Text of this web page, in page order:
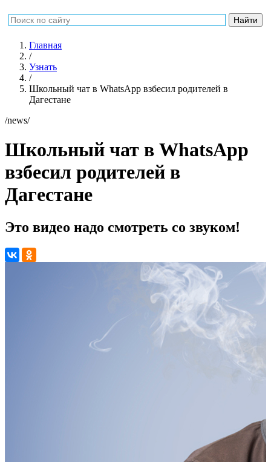
Главная
/
Узнать
/
Школьный чат в WhatsApp взбесил родителей в
Дагестане
/news/
Школьный чат в WhatsApp
взбесил родителей в
Дагестане
Это видео надо смотреть со звуком!